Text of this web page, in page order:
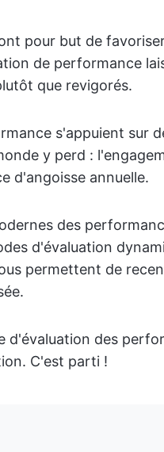
pour but de
de performance
que revigorés.
s'appuient sur
y perd :
d'angoisse annuelle.
des
d'évaluation
permettent de
d'évaluation des
C'est parti !